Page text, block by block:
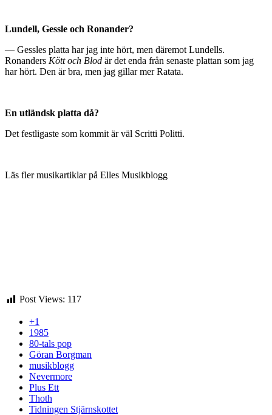
Lundell, Gessle och Ronander?
— Gessles platta har jag inte hört, men däremot Lundells.
Ronanders Kött och Blod är det enda från senaste plattan som jag
har hört. Den är bra, men jag gillar mer Ratata.
En utländsk platta då?
Det festligaste som kommit är väl Scritti Politti.
Läs fler musikartiklar på Elles Musikblogg
Post Views: 117
+1
1985
80-tals pop
Göran Borgman
musikblogg
Nevermore
Plus Ett
Thoth
Tidningen Stjärnskottet